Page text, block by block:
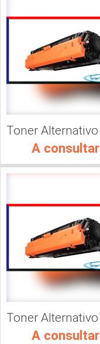
A consultar
A consultar